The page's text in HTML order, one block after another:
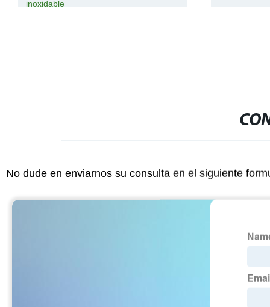
No dude en enviarnos su consulta en el siguiente